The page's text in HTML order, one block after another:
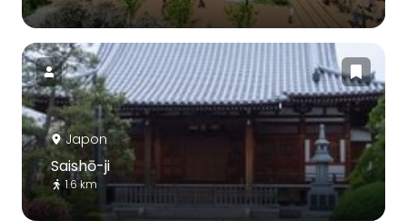
Japon
Saishō-ji
1.6 km